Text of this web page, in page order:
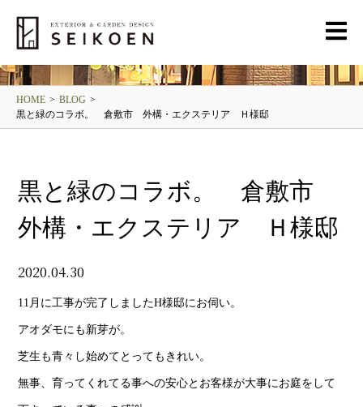
HOME > BLOG >
黒と緑のコラボ。 倉敷市 外構・エクステリア Ｈ様邸
黒と緑のコラボ。 倉敷市
外構・エクステリア Ｈ様邸
2020.04.30
11月に工事が完了しましたH様邸にお伺い。
アオダモにも新芽が。
芝生も青々し始めてとってもきれい。
無事、育ってくれてる事への安心とお客様が大事にお庭をして